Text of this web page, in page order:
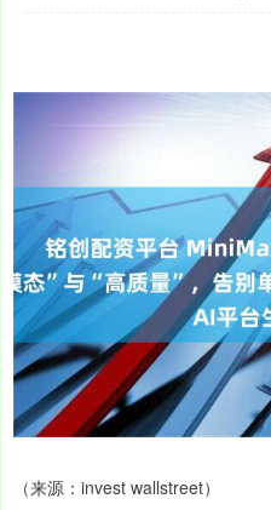
（来源：invest wallstreet）